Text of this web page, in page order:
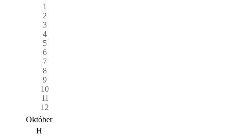
1
2
3
4
5
6
7
8
9
10
11
12
Október
H